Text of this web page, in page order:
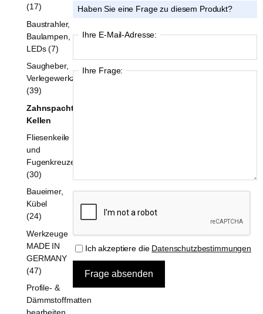
Haben Sie eine Frage zu diesem Produkt?
Ihre E-Mail-Adresse:
Ihre Frage:
Ich akzeptiere die Datenschutzbestimmungen
(17)
Baustrahler,
Baulampen,
LEDs (7)
Saugheber,
Verlegewerkzeuge
(39)
Zahnspachtel,
Kellen
Fliesenkeile
und
Fugenkreuze
(30)
Baueimer,
Kübel
(24)
Werkzeuge
MADE IN
GERMANY
(47)
Profile- &
Dämmstoffmatten